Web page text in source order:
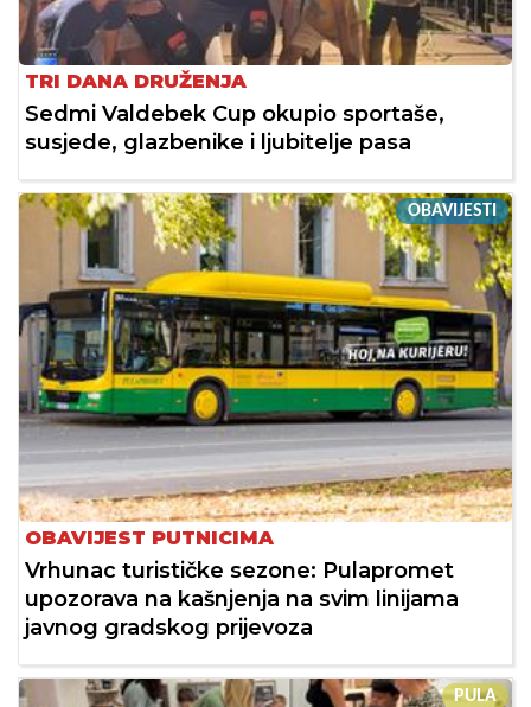
TRI DANA DRUŽENJA
Sedmi Valdebek Cup okupio sportaše,
susjede, glazbenike i ljubitelje pasa
OBAVIJESTI
OBAVIJEST PUTNICIMA
Vrhunac turističke sezone: Pulapromet
upozorava na kašnjenja na svim linijama
javnog gradskog prijevoza
PULA